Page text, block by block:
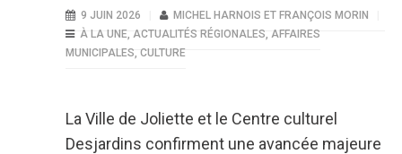
9 JUIN 2026
MICHEL HARNOIS ET FRANÇOIS MORIN
À LA UNE, ACTUALITÉS RÉGIONALES, AFFAIRES
MUNICIPALES, CULTURE
La Ville de Joliette et le Centre culturel
Desjardins confirment une avancée majeure